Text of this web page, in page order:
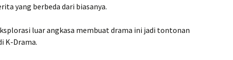
yang berbeda dari biasanya.
luar angkasa membuat drama ini jadi tontonan
K-Drama.